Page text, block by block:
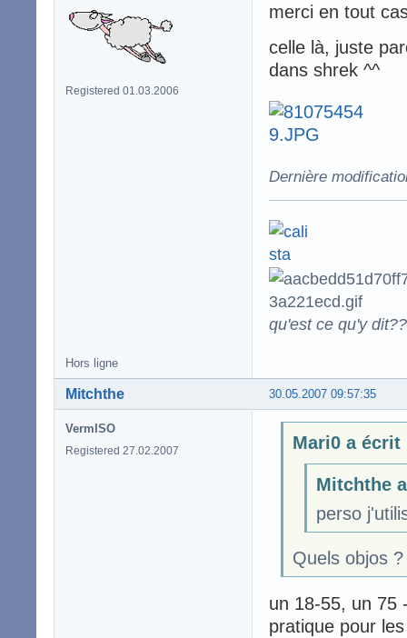
Registered 01.03.2006
merci en tout
celle là, juste
dans shrek ^^
Dernière
qu'est ce qu'y
Hors ligne
30.05.2007 09:57:35
Mitchthe
VermISO
Registered 27.02.2007 Mari0 a écrit
Mitchthe
perso
Quels objos ?
un 18-55, un 75
pratique pour